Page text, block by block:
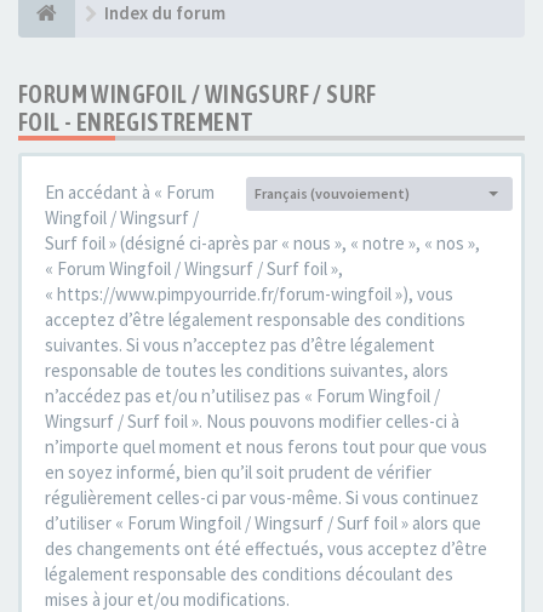
Index du forum
FORUM WINGFOIL / WINGSURF / SURF
FOIL - ENREGISTREMENT
Langue :
Français (vouvoiement)
En accédant à « Forum
Wingfoil / Wingsurf /
Surf foil » (désigné ci-après par « nous », « notre », « nos »,
« Forum Wingfoil / Wingsurf / Surf foil »,
« https://www.pimpyourride.fr/forum-wingfoil »), vous
acceptez d’être légalement responsable des conditions
suivantes. Si vous n’acceptez pas d’être légalement
responsable de toutes les conditions suivantes, alors
n’accédez pas et/ou n’utilisez pas « Forum Wingfoil /
Wingsurf / Surf foil ». Nous pouvons modifier celles-ci à
n’importe quel moment et nous ferons tout pour que vous
en soyez informé, bien qu’il soit prudent de vérifier
régulièrement celles-ci par vous-même. Si vous continuez
d’utiliser « Forum Wingfoil / Wingsurf / Surf foil » alors que
des changements ont été effectués, vous acceptez d’être
légalement responsable des conditions découlant des
mises à jour et/ou modifications.